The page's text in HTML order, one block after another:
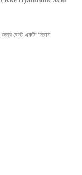
বেস্ট একটা সিরাম